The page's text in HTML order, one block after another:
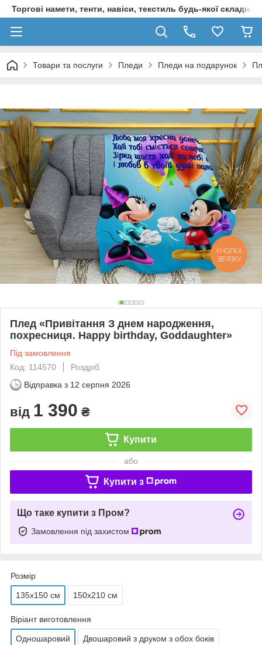
Торгові намети, тенти, навіси, текстиль будь-якої
Товари та послуги Пледи Пледи на подарунок
Плед «Привітання З днем народження,
похресниця. Happy birthday, Goddaughter»
Під замовлення
Код: 114570
Роздріб
Відправка з 12 серпня 2026
від 1 390 ₴
Купити
або
Купити з
Що таке купити з Пром?
Замовлення під захистом
Розмір
135х150 см 150х210 см
Віріант виготовлення
Одношаровий Двошаровий з друком з обох боків
КНОПКА
ЗВ'ЯЗКУ